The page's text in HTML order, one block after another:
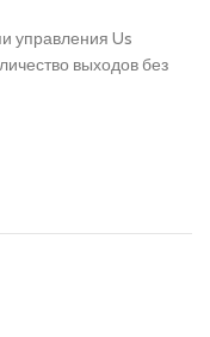
управления Us
выходов без